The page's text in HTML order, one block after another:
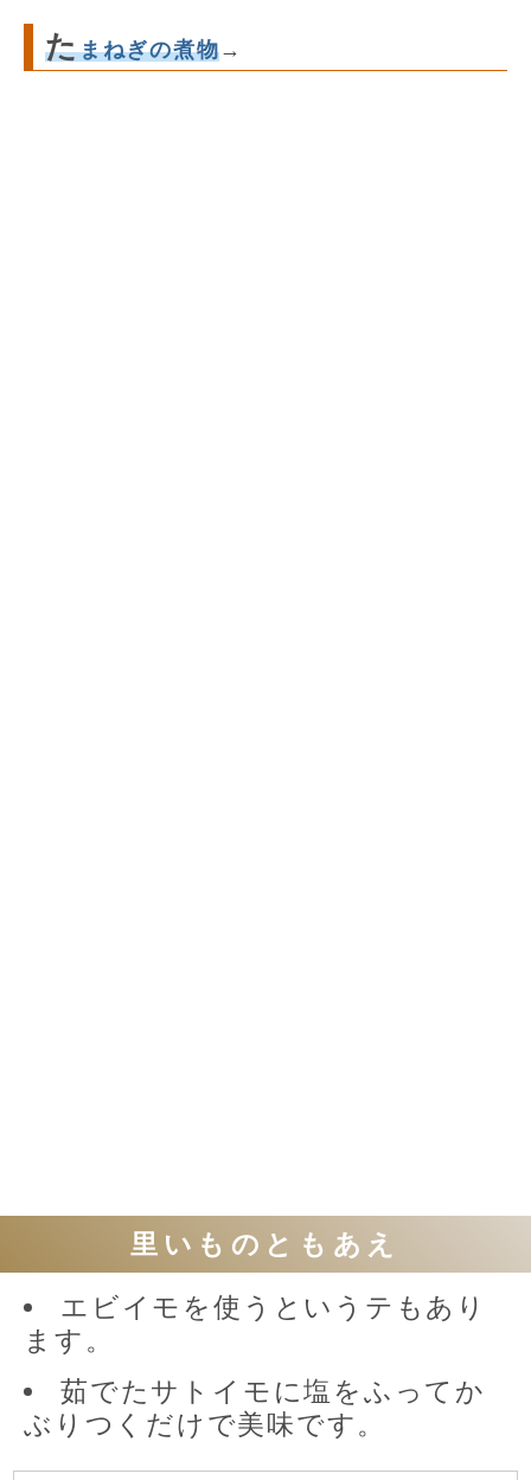
たまねぎの煮物→
里いものともあえ
エビイモを使うというテもあり
ます。
茹でたサトイモに塩をふってか
ぶりつくだけで美味です。